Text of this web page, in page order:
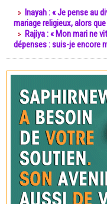
Inayah : « Je pense au
mariage religieux, alors
Rajiya : « Mon mari ne
dépenses : suis-je encore